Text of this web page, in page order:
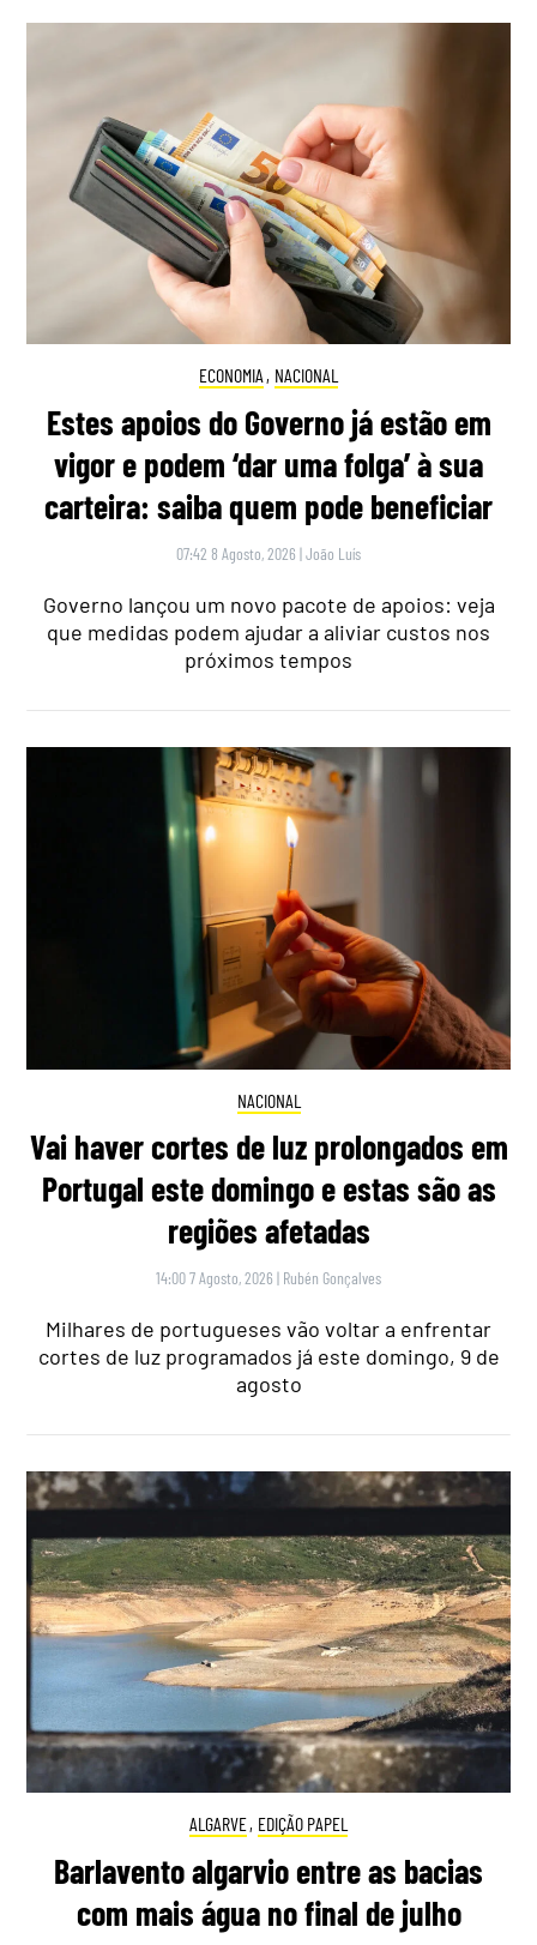
ECONOMIA , NACIONAL
Estes apoios do Governo já estão em
vigor e podem ‘dar uma folga’ à sua
carteira: saiba quem pode beneficiar
07:42 8 Agosto, 2026 |João Luís
Governo lançou um novo pacote de apoios: veja
que medidas podem ajudar a aliviar custos nos
próximos tempos
NACIONAL
Vai haver cortes de luz prolongados em
Portugal este domingo e estas são as
regiões afetadas
14:00 7 Agosto, 2026 | Rubén Gonçalves
Milhares de portugueses vão voltar a enfrentar
cortes de luz programados já este domingo, 9 de
agosto
ALGARVE, EDIÇÃO PAPEL
Barlavento algarvio entre as bacias
com mais água no final de julho